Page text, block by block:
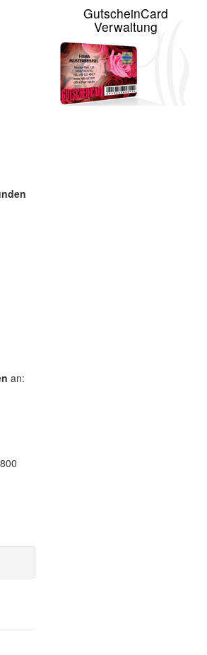
an:
GutscheinCard
Verwaltung